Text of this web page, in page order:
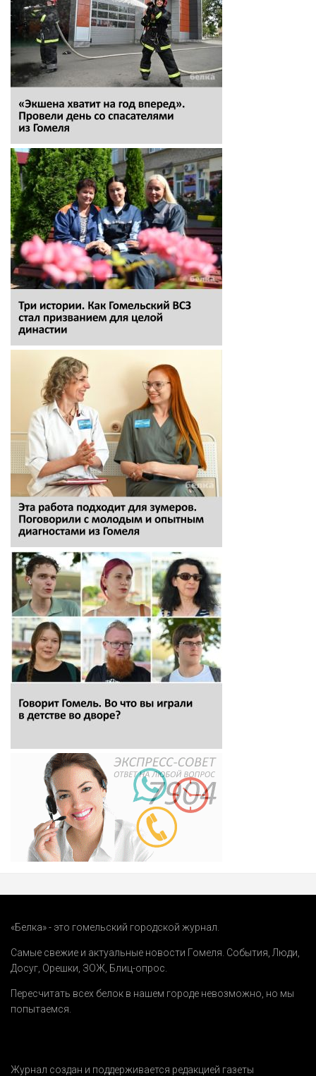
«Белка» - это гомельский городской журнал.
Самые свежие и актуальные новости Гомеля. События Люди
Досуг Орешки ЗОЖ Блиц-опрос
Пересчитать всех белок в нашем городе невозможно, но мы
попытаемся.
Журнал создан и поддерживается редакцией газеты